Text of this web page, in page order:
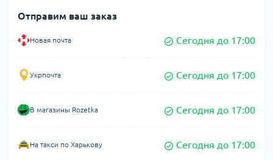
Отправим ваш заказ
Новая почта Сегодня до 17:00
Укрпочта Сегодня до 17:00
В магазины Rozetka Сегодня до 17:00
На такси по Харькову Сегодня до 17:00